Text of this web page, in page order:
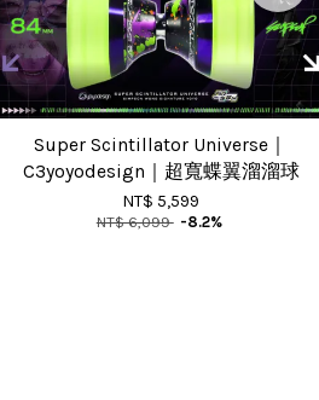
Super Scintillator Universe｜
C3yoyodesign｜超寬蝶翼溜溜球
NT$ 5,599
NT$ 6,099 -8.2%